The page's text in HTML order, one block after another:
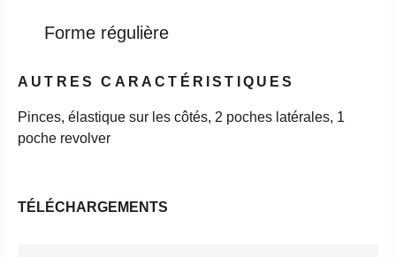
Forme régulière
AUTRES CARACTÉRISTIQUES
Pinces, élastique sur les côtés, 2 poches latérales, 1
poche revolver
TÉLÉCHARGEMENTS